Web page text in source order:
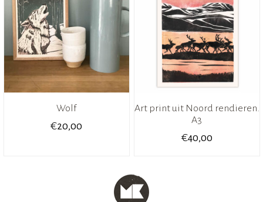
Wolf
€20,00
Art print uit Noord rendieren.
A3
€40,00